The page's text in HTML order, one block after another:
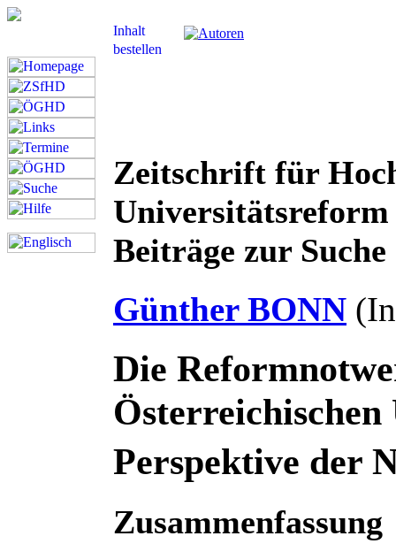
Zeitschrift für
Universitätsreform
Beiträge zur
Günther BONN
Die
Perspektive der
Zusammenfassung